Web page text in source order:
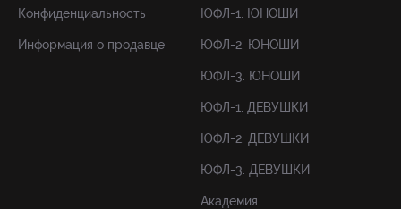
Конфиденциальность
Информация о продавце
ЮФЛ-1. ЮНОШИ
ЮФЛ-2. ЮНОШИ
ЮФЛ-3. ЮНОШИ
ЮФЛ-1. ДЕВУШКИ
ЮФЛ-2. ДЕВУШКИ
ЮФЛ-3. ДЕВУШКИ
Академия